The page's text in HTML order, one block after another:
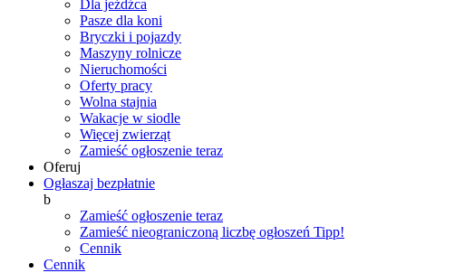
Dla jeźdźca
Pasze dla koni
Bryczki i pojazdy
Maszyny rolnicze
Nieruchomości
Oferty pracy
Wolna stajnia
Wakacje w siodle
Więcej zwierząt
Zamieść ogłoszenie teraz
Oferuj
Ogłaszaj bezpłatnie
b
Zamieść ogłoszenie teraz
Zamieść nieograniczoną liczbę ogłoszeń Tipp!
Cennik
Cennik